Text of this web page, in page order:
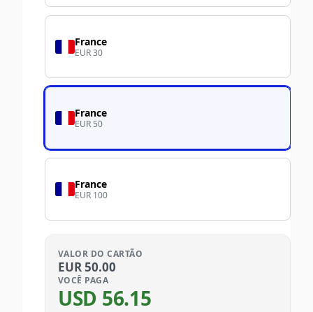
France
EUR 30
France
EUR 50
France
EUR 100
VALOR DO CARTÃO
EUR50.00
VOCÊ PAGA
USD 56.15